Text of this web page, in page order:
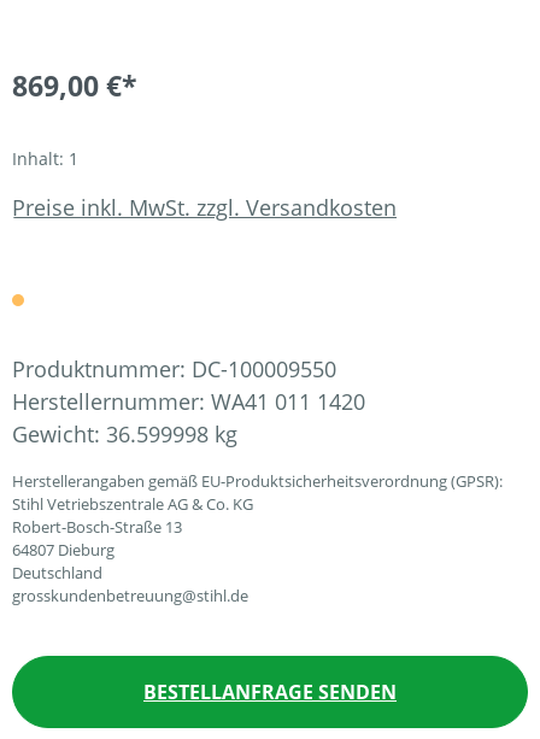
869,00 €*
Inhalt: 1
Preise inkl. MwSt. zzgl. Versandkosten
Produktnummer: DC-100009550
Herstellernummer: WA41 011 1420
Gewicht: 36.599998 kg
Herstellerangaben gemäß EU-Produktsicherheitsverordnung (GPSR):
Stihl Vetriebszentrale AG & Co. KG
Robert-Bosch-Straße 13
64807 Dieburg
Deutschland
grosskundenbetreuung@stihl.de
BESTELLANFRAGE SENDEN